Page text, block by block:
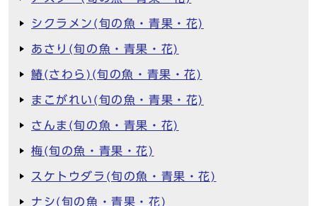
シクラメン(旬の魚・青果・花)
あさり(旬の魚・青果・花)
鰆(さわら)(旬の魚・青果・花)
まこがれい(旬の魚・青果・花)
さんま(旬の魚・青果・花)
梅(旬の魚・青果・花)
スケトウダラ(旬の魚・青果・花)
ナシ(旬の魚・青果・花)